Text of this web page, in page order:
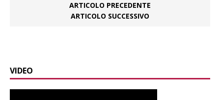
ARTICOLO PRECEDENTE
ARTICOLO SUCCESSIVO
VIDEO